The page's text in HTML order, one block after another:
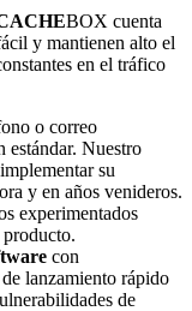
BOX cuenta
y mantienen alto el
en el tráfico
o correo
estándar. Nuestro
su
y en años venideros.
experimentados
con
lanzamiento rápido
de